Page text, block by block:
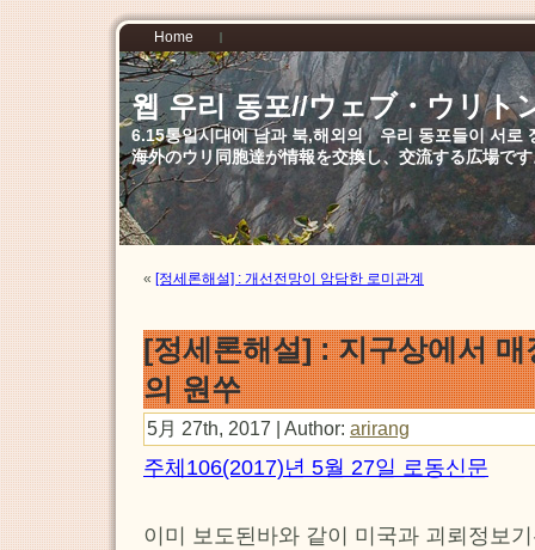
Home
웹 우리 동포//ウェブ・ウリト
6.15통일시대에 남과 북,해외의 우리 동포들이 서로
海外のウリ同胞達が情報を交換し、交流する広場で
« [정세론해설] : 개선전망이 암담한 로미관계
[정세론해설] : 지구상에서
의 원쑤
5月 27th, 2017 | Author: arirang
주체106(2017)년 5월 27일 로동신문
이미 보도된바와 같이 미국과 괴뢰정보